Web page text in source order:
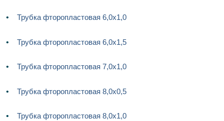
Трубка фторопластовая 6,0х1,0
Трубка фторопластовая 6,0х1,5
Трубка фторопластовая 7,0х1,0
Трубка фторопластовая 8,0х0,5
Трубка фторопластовая 8,0х1,0